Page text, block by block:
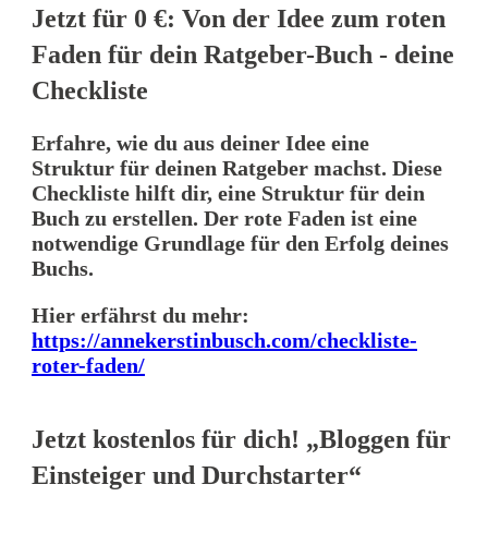
Jetzt für 0 €: Von der Idee zum roten
Faden für dein Ratgeber-Buch - deine
Checkliste
Erfahre, wie du aus deiner Idee eine
Struktur für deinen Ratgeber machst. Diese
Checkliste hilft dir, eine Struktur für dein
Buch zu erstellen. Der rote Faden ist eine
notwendige Grundlage für den Erfolg deines
Buchs.
Hier erfährst du mehr:
https://annekerstinbusch.com/checkliste-
roter-faden/
Jetzt kostenlos für dich! „Bloggen für
Einsteiger und Durchstarter“